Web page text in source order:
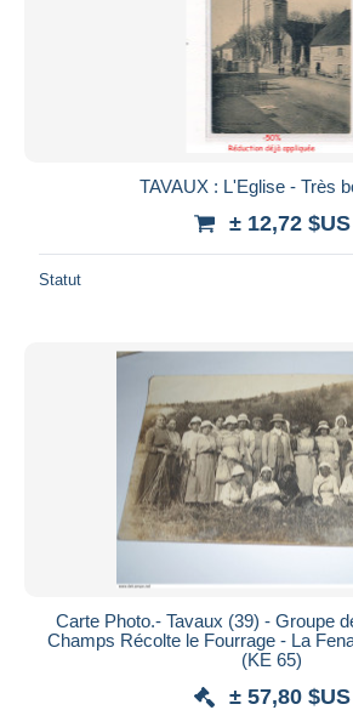
TAVAUX : L'Eglise - Très
± 12,72 $US
Statut
Carte Photo.- Tavaux (39) - Groupe
Champs Récolte le Fourrage - La
(KE 65)
± 57,80 $US